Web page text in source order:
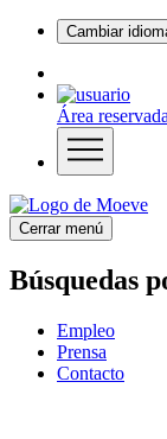
Cambiar
Área reservada
Cerrar menú
Búsquedas
Empleo
Prensa
Contacto